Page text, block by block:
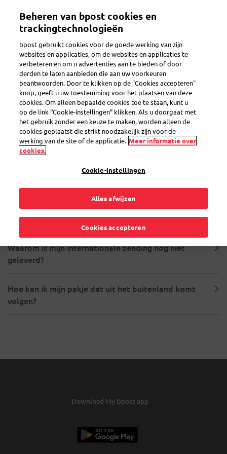
inhoud
Toggle navigation
Search
Mijn pakje volgen
vragen
Het leveringsadres van mijn pakje is verkeerd. Wat
nu?
Waarom is mijn internationale zending nog niet
geleverd?
Hoe kan ik mijn pakje dat uit het buitenland komt
volgen?
Download My Bpost app
Beheren van bpost cookies en
trackingtechnologieën
bpost gebruikt cookies voor de goede werking van zijn
websites en applicaties, om de websites en applicaties te
verbeteren en om u advertenties aan te bieden of door
derden te laten aanbieden die aan uw voorkeuren
beantwoorden. Door te klikken op de "Cookies accepteren"
knop, geeft u uw toestemming voor het plaatsen van deze
cookies. Om alleen bepaalde cookies toe te staan, kunt u
op de link “Cookie-instellingen” klikken. Als u doorgaat met
het gebruik zonder een keuze te maken, worden alleen de
cookies geplaatst die strikt noodzakelijk zijn voor de
werking van de site of de applicatie. Meer informatie over
cookies.
Cookie-instellingen
Alles afwijzen
Cookies accepteren